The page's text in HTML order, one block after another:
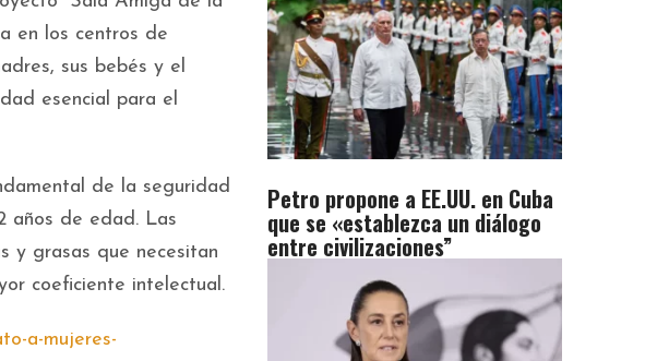
en los centros de
sus bebés y el
esencial para el
de la seguridad
años de edad. Las
y grasas que necesitan
coeficiente intelectual.
a-mujeres-
Petro propone a EE.UU. en Cuba
que se «establezca un diálogo
entre civilizaciones”